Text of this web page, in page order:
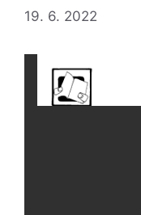
19. 6. 2022